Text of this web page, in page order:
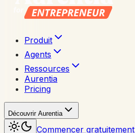
Produit
Agents
Ressources
Aurentia
Pricing
Découvrir Aurentia
Commencer gratuitement